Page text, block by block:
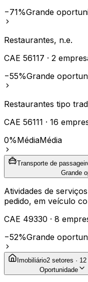
−71%Grande
Restaurantes, n.e.
CAE 56117 · 2
−55%Grande
Restaurantes tipo
CAE 56111 · 16
0%MédiaMédia
Transporte de
Grande
Atividades de
pedido, em veículo
CAE 49330 · 8
−52%Grande
Imobiliário2 setores · 12
Oportunidade